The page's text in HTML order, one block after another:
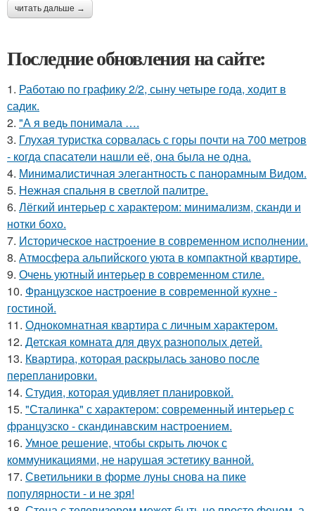
читать дальше →
Последние обновления на сайте:
1. Работаю по графику 2/2, сыну четыре года, ходит в
садик.
2. "А я ведь понимала ….
3. Глухая туристка сорвалась с горы почти на 700 метров
- когда спасатели нашли её, она была не одна.
4. Минималистичная элегантность с панорамным Видом.
5. Нежная спальня в светлой палитре.
6. Лёгкий интерьер с характером: минимализм, сканди и
нотки бохо.
7. Историческое настроение в современном исполнении.
8. Атмосфера альпийского уюта в компактной квартире.
9. Очень уютный интерьер в современном стиле.
10. Французское настроение в современной кухне -
гостиной.
11. Однокомнатная квартира с личным характером.
12. Детская комната для двух разнополых детей.
13. Квартира, которая раскрылась заново после
перепланировки.
14. Студия, которая удивляет планировкой.
15. "Сталинка" с характером: современный интерьер с
французско - скандинавским настроением.
16. Умное решение, чтобы скрыть лючок с
коммуникациями, не нарушая эстетику ванной.
17. Светильники в форме луны снова на пике
популярности - и не зря!